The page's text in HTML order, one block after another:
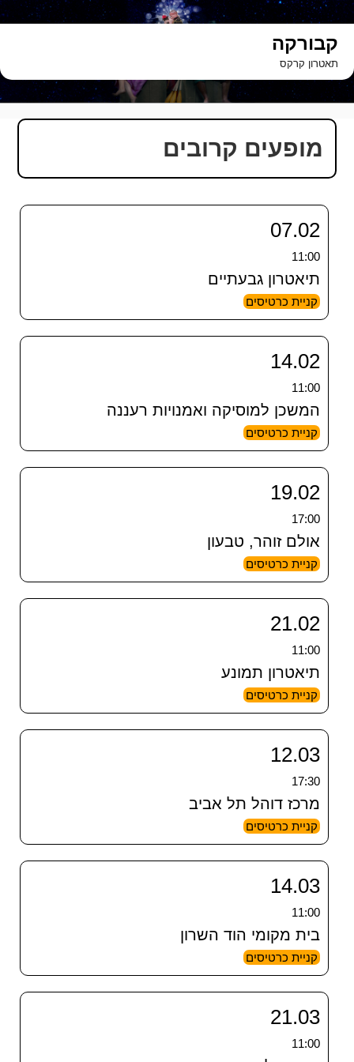
דילוג
לתוכן
קבורקה
תאטרון קרקס
מופעים קרובים
07.02
11:00
תיאטרון גבעתיים
קניית כרטיסים
14.02
11:00
המשכן למוסיקה ואמנויות רעננה
קניית כרטיסים
19.02
17:00
אולם זוהר, טבעון
קניית כרטיסים
21.02
11:00
תיאטרון תמונע
קניית כרטיסים
12.03
17:30
מרכז דוהל תל אביב
קניית כרטיסים
14.03
11:00
בית מקומי הוד השרון
קניית כרטיסים
21.03
11:00